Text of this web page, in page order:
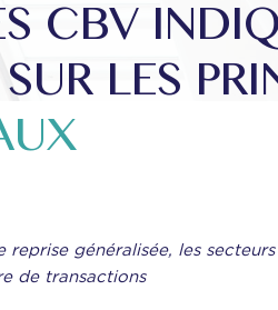
CBV
LES
reprise généralisée, les
de transactions